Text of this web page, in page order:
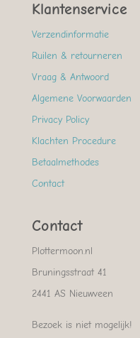
Klantenservice
Verzendinformatie
Ruilen & retourneren
Vraag & Antwoord
Algemene Voorwaarden
Privacy Policy
Klachten Procedure
Betaalmethodes
Contact
Contact
Plottermoon.nl
Bruningsstraat 41
2441 AS Nieuwveen
Bezoek is niet mogelijk!